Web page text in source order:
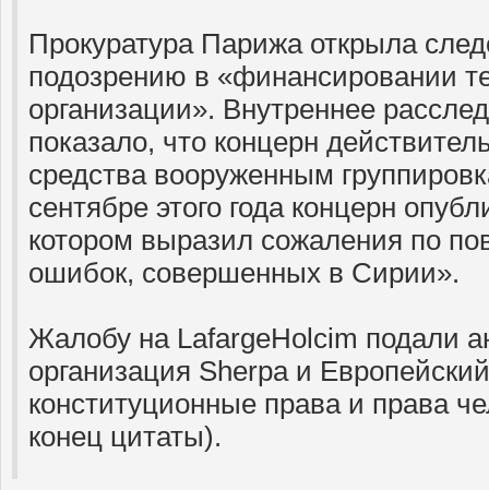
Прокуратура Парижа открыла
подозрению в «финансировании
организации». Внутреннее
показало, что концерн
средства вооруженным
сентябре этого года концерн
котором выразил сожаления по
ошибок, совершенных в Сирии».
Жалобу на LafargeHolcim подали
организация Sherpa и
конституционные права и права
конец цитаты).